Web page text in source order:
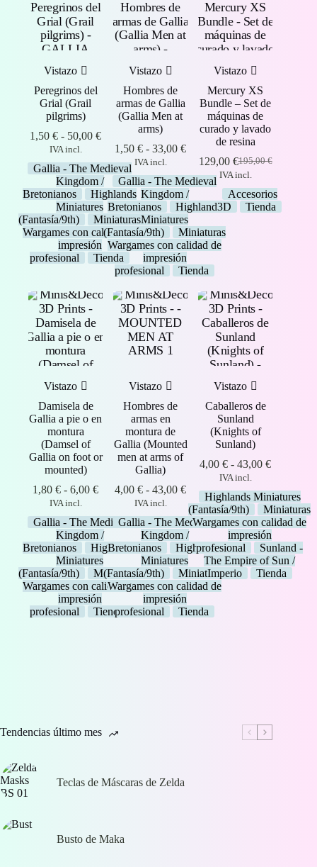
Vistazo
Peregrinos del
Grial (Grail
pilgrims)
1,50€ - 50,00€Rango
precios:
desde
1,50 €
hasta
50,00 €
IVA incl.
Gallia - The Medieval
Kingdom /
Bretonianos
Highlands
Miniatures
(Fantasía/9th)
Miniaturas
Wargames con calidad de
impresión
profesional
Tienda
Vistazo
Hombres de
armas de Gallia
(Gallia Men at
arms)
1,50€ - 33,00€Rango
precios:
desde
1,50 €
hasta
33,00 €
IVA incl.
Gallia - The Medieval
Kingdom /
Bretonianos
Highlands
Miniatures
(Fantasía/9th)
Miniaturas
Wargames con calidad de
impresión
profesional
Tienda
Vistazo
Mercury XS
Bundle – Set de
máquinas de
curado y lavado
de resina
195,00€
El
precio
original
era:
129,00 €El
precio
actual
es:
IVA incl.
Accesorios
3D
Tienda
Vistazo
Damisela de
Gallia a pie o en
montura
(Damsel of
Gallia on foot or
mounted)
1,80€ - 6,00€Rango
precios:
desde
1,80 €
hasta
6,00 €
IVA incl.
Gallia - The Medieval
Kingdom /
Bretonianos
Highlands
Miniatures
(Fantasía/9th)
Miniaturas
Wargames con calidad de
impresión
profesional
Tienda
Vistazo
Hombres de
armas en
montura de
Gallia (Mounted
men at arms of
Gallia)
4,00€ - 43,00€Rango
de
precios:
desde
4,00 €
hasta
43,00 €
IVA incl.
Gallia - The Medieval
Kingdom /
Bretonianos
Highlands
Miniatures
(Fantasía/9th)
Miniaturas
Wargames con calidad de
impresión
profesional
Tienda
Vistazo
Caballeros de
Sunland
(Knights of
Sunland)
4,00€ - 43,00€Rango
precios:
desde
4,00 €
hasta
43,00 €
IVA incl.
Highlands Miniatures
(Fantasía/9th)
Miniaturas
Wargames con calidad de
impresión
profesional
Sunland -
The Empire of Sun /
Imperio
Tienda
Tendencias último mes
Teclas de Máscaras de Zelda
Busto de Maka